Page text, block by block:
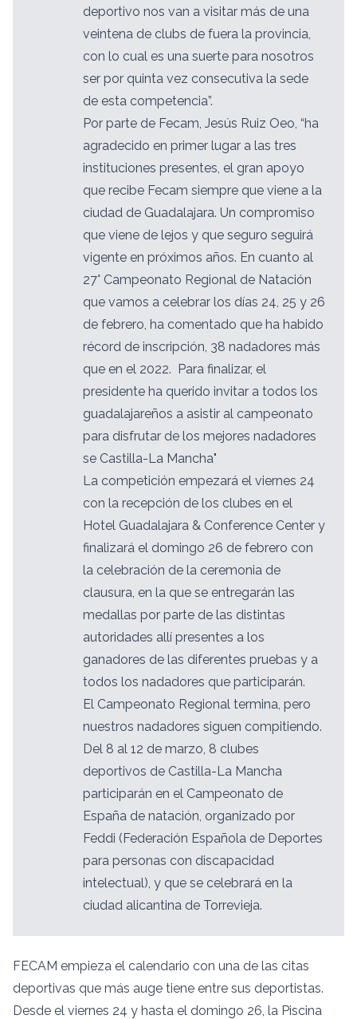
deportivo nos van a visitar más de una
veintena de clubs de fuera la provincia,
con lo cual es una suerte para nosotros
ser por quinta vez consecutiva la sede
de esta competencia”.
Por parte de Fecam, Jesús Ruiz Oeo, “ha
agradecido en primer lugar a las tres
instituciones presentes, el gran apoyo
que recibe Fecam siempre que viene a la
ciudad de Guadalajara. Un compromiso
que viene de lejos y que seguro seguirá
vigente en próximos años. En cuanto al
27° Campeonato Regional de Natación
que vamos a celebrar los días 24, 25 y 26
de febrero, ha comentado que ha habido
récord de inscripción, 38 nadadores más
que en el 2022. Para finalizar, el
presidente ha querido invitar a todos los
guadalajareños a asistir al campeonato
para disfrutar de los mejores nadadores
se Castilla-La Mancha"
La competición empezará el viernes 24
con la recepción de los clubes en el
Hotel Guadalajara & Conference Center y
finalizará el domingo 26 de febrero con
la celebración de la ceremonia de
clausura, en la que se entregarán las
medallas por parte de las distintas
autoridades allí presentes a los
ganadores de las diferentes pruebas y a
todos los nadadores que participarán.
El Campeonato Regional termina, pero
nuestros nadadores siguen compitiendo.
Del 8 al 12 de marzo, 8 clubes
deportivos de Castilla-La Mancha
participarán en el Campeonato de
España de natación, organizado por
Feddi (Federación Española de Deportes
para personas con discapacidad
intelectual), y que se celebrará en la
ciudad alicantina de Torrevieja.
FECAM empieza el calendario con una de las citas
deportivas que más auge tiene entre sus deportistas.
Desde el viernes 24 y hasta el domingo 26, la Piscina